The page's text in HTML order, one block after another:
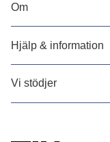
Om
Hjälp & information
Vi stödjer